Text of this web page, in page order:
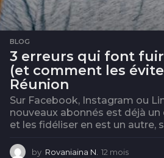
BLOG
3 erreurs qui font
(et comment les
Réunion
Sur Facebook, Instagram ou
nouveaux abonnés est déjà
et les fidéliser en est un autre,
by Rovaniaina N. 12 mois